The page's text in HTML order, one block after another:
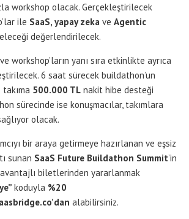
workshop olacak. Gerçekleştirilecek
ile SaaS, yapay zeka ve Agentic
değerlendirilecek.
workshop’ların yanı sıra etkinlikte ayrıca
6 saat sürecek buildathon’un
500.000 TL nakit hibe desteği
sürecinde ise konuşmacılar, takımlara
olacak.
bir araya getirmeye hazırlanan ve eşsiz
sunan SaaS Future Buildathon Summit’in
biletlerinden yararlanmak
koduyla %20
alabilirsiniz.